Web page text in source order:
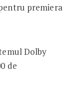
premiera
Dolby
de